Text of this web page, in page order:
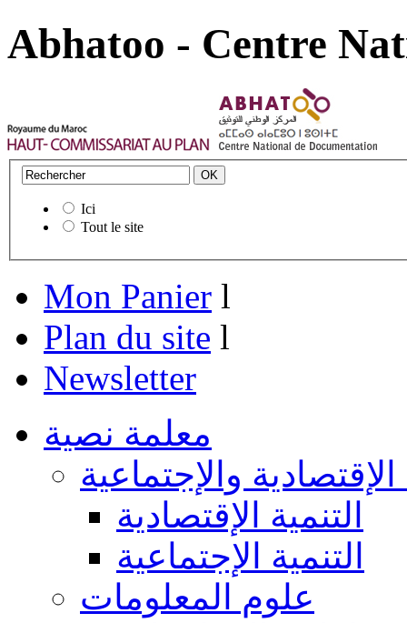
Abhatoo - Centre
Ici
Tout le site
Mon Panier l
Plan du site l
Newsletter
معلمة نصية
الإقتصادية والإجتماعية
التنمية الإقتصادية
التنمية الإجتماعية
علوم المعلومات